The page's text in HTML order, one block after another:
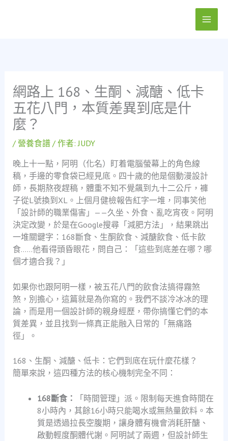
網路上 168、生酮、減醣、低卡
五花八門，本質差異到底是什
麼？
/ 營養食譜/ 作者:JUDY
晚上十一點，阿明（化名）盯着電腦螢幕上的角色線
稿，手邊的零食袋已經見底。四十歲的他是個動漫設計
師，長期熬夜趕稿，體重不知不覺飆到九十二公斤，褲
子從L號換到XL。上個月健檢報告紅字一堆，同事笑他
「設計師的職業傷害」——久坐、外食、亂吃宵夜。阿明
決定改變，於是在Google搜尋「減肥方法」，結果跳出
一堆關鍵字：168斷食、生酮飲食、減醣飲食、低卡飲
食……他看得頭昏眼花，問自己：「這些到底差在哪？哪
個才適合我？」
如果你也跟阿明一樣，被五花八門的飲食法搞得霧煞
煞，別擔心，這篇就是為你寫的。我們不談冷冰冰的理
論，而是用一個設計師的親身經歷，帶你搞懂它們的本
質差異，並且找到一條真正能融入日常的「無痛路
徑」。
168、生酮、減醣、低卡：它們到底在玩什麼花樣？
簡單來說，這四種方法的核心機制完全不同：
168斷食：
「時間管理」派。限制每天進食時間在
8小時內，其餘16小時只能喝水或無熱量飲料。本
質是透過拉長空腹期，讓身體有機會消耗肝醣、
啟動輕度酮體代謝。阿明試了兩週，但設計師生